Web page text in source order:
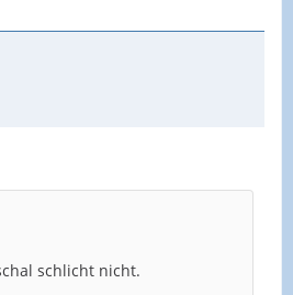
schlicht nicht.